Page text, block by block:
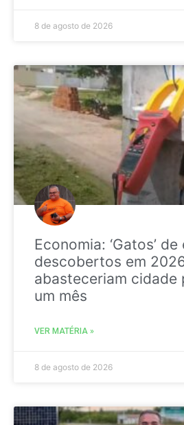
8 de agosto de 2026
Economia: ‘Gatos’
descobertos em
abasteceriam cidade
um mês
VER MATÉRIA »
8 de agosto de 2026